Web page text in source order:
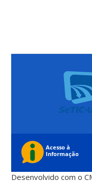
Desenvolvido com o